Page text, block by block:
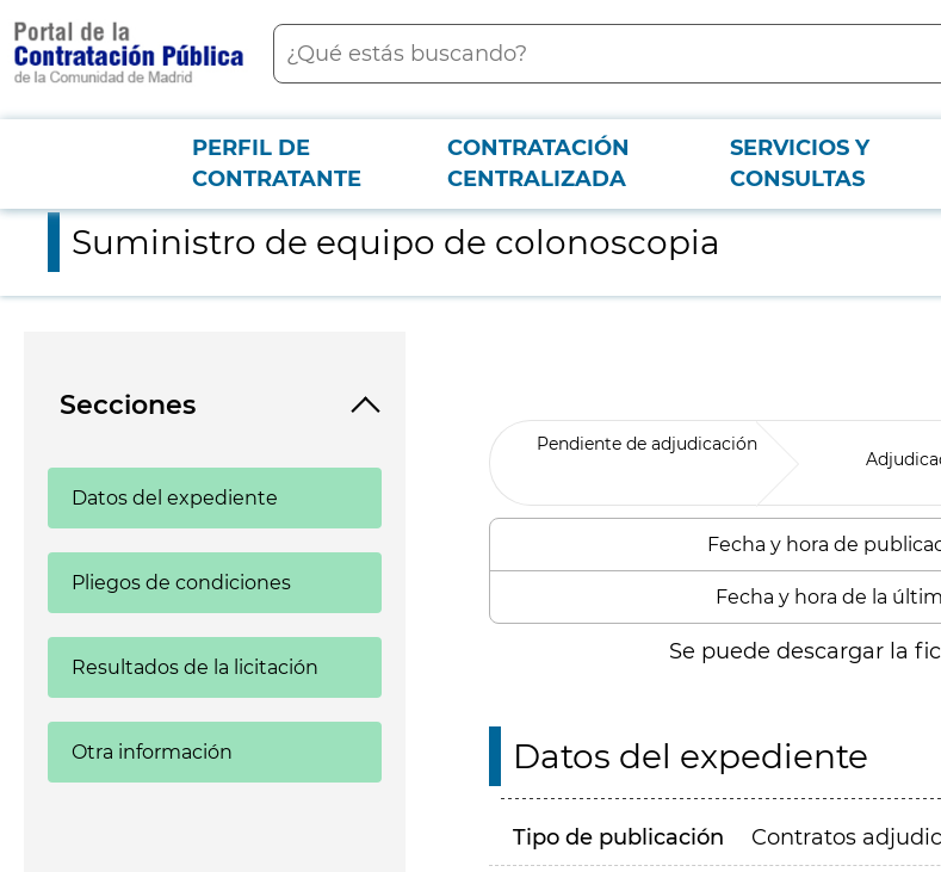
contenido
principal
Buscar
Menú PCON
PERFIL DE
CONTRATANTE
CONTRATACIÓN
CENTRALIZADA
SERVICIOS Y
CONSULTAS
Suministro de equipo de colonoscopia
Suministro de equipo de colonoscopia
Secciones
Datos del expediente
Pliegos de condiciones
Resultados de la licitación
Otra información
Pendiente de adjudicación
Fecha y hora de
Fecha y hora de la
Se puede descargar la
Datos del expediente
Tipo de publicación Contratos